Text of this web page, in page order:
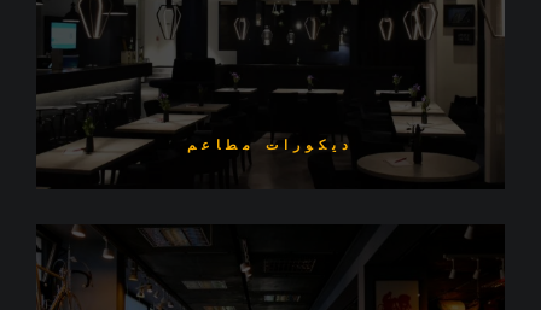
ديكورات مطاعم